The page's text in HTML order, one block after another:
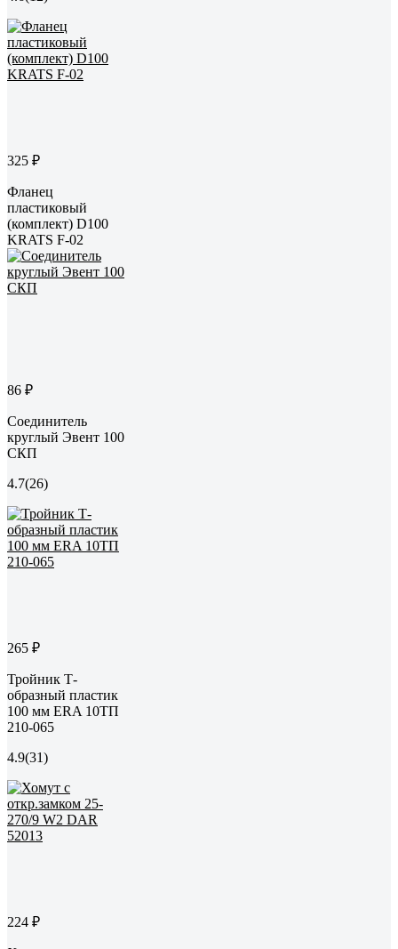
325 ₽
Фланец
пластиковый
(комплект) D100
KRATS F-02
86 ₽
Соединитель
круглый Эвент 100
СКП
4.7(26)
265 ₽
Тройник Т-
образный пластик
100 мм ERA 10ТП
210-065
4.9(31)
224 ₽